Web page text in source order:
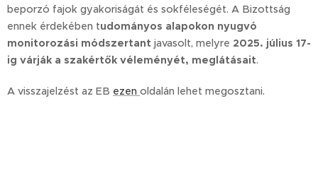
beporzó fajok gyakoriságát és sokféleségét. A Bizottság
ennek érdekében tudományos alapokon nyugvó
monitorozási módszertant javasolt, melyre 2025. július 17-
ig várják a szakértők véleményét, meglátásait.
A visszajelzést az EB ezen oldalán lehet megosztani.